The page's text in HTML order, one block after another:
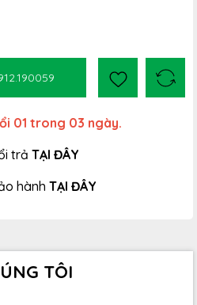
01 trong 03 ngày.
trả TẠI ĐÂY
hành TẠI ĐÂY
TÔI